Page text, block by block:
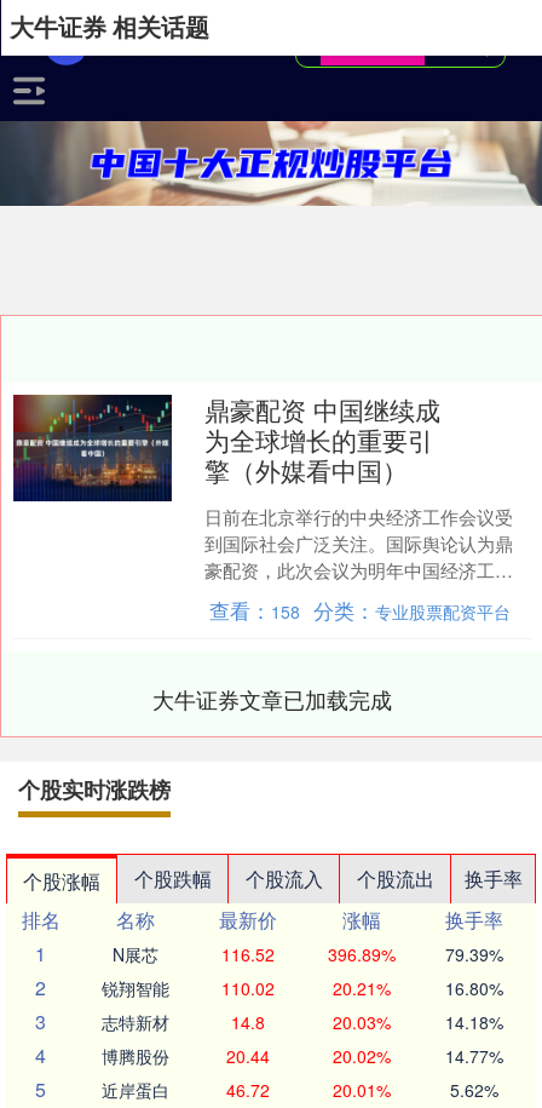
大牛证券 相关话题
鼎豪配资 中国继续成
为全球增长的重要引
擎（外媒看中国）
日前在北京举行的中央经济工作会议受
到国际社会广泛关注。国际舆论认为鼎
豪配资，此次会议为明年中国经济工作
锚定航向，为“十五五”开局奠定良好基
础。在全球经济不确定性....
查看： 158 分类：专业股票配资平台
大牛证券文章已加载完成
个股实时涨跌榜
个股涨幅 个股跌幅 个股流入 个股流出
换手率
排名
名称 最新价 涨幅
换手率
1
N展芯 116.52 396.89% 79.39%
2 锐翔智能 110.02 20.21% 16.80%
3 志特新材 14.8 20.03% 14.18%
4 博腾股份 20.44 20.02% 14.77%
5 近岸蛋白 46.72 20.01% 5.62%